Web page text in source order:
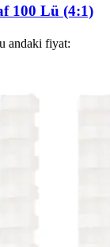
100 Lü (4:1)
andaki fiyat: